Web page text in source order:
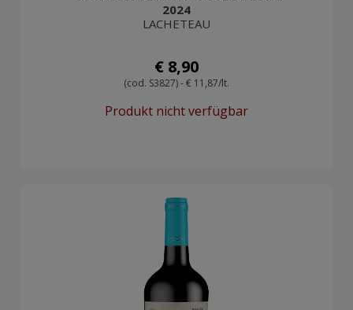
2024
LACHETEAU
€ 8,90
(cod. S3827) - € 11,87/lt.
Produkt nicht verfügbar